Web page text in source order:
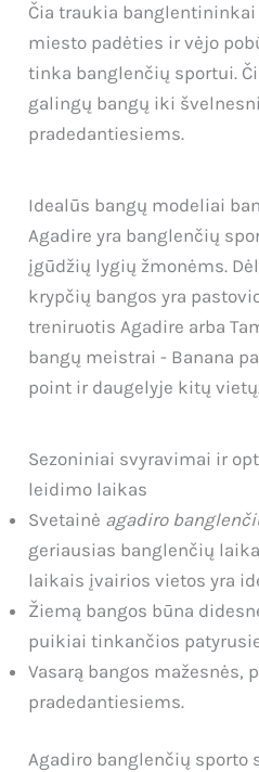
Čia traukia banglentininkai
miesto padėties ir vėjo
tinka banglenčių sportui.
galingų bangų iki
pradedantiesiems.
Idealūs bangų modeliai
Agadire yra banglenčių
įgūdžių lygių žmonėms.
krypčių bangos yra
treniruotis Agadire arba
bangų meistrai - Banana
point ir daugelyje kitų
Sezoniniai svyravimai ir
leidimo laikas
Svetainė agadiro
geriausias banglenčių
laikais įvairios vietos yra
Žiemą bangos būna
puikiai tinkančios
Vasarą bangos mažesnės,
pradedantiesiems.
Agadiro banglenčių sporto